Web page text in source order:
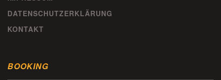
DATENSCHUTZERKLÄRUNG
KONTAKT
BOOKING